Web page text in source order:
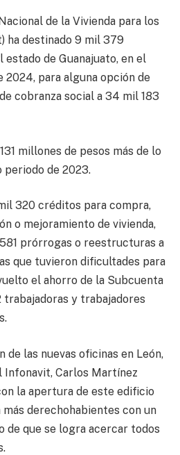
de la Vivienda para los
ha destinado 9 mil 379
de Guanajuato, en el
2024, para alguna opción de
cobranza social a 34 mil 183
millones de pesos más de lo
periodo de 2023.
320 créditos para compra,
o mejoramiento de vivienda,
prórrogas o reestructuras a
que tuvieron dificultades para
el ahorro de la Subcuenta
trabajadoras y trabajadores
de las nuevas oficinas en León,
Carlos Martínez
la apertura de este edificio
derechohabientes con un
de que se logra acercar todos